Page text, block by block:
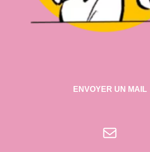
ENVOYER UN MAIL
E-mail